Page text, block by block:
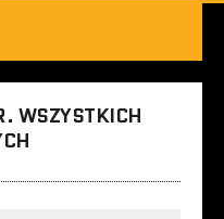
WSZYSTKICH